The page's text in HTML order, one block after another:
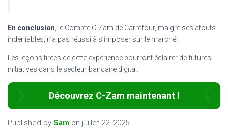
En conclusion , le Compte C-Zam de Carrefour, malgré ses atouts
indéniables, n’a pas réussi à s’imposer sur le marché.
Les leçons tirées de cette expérience pourront éclairer de futures
initiatives dans le secteur bancaire digital.
Découvrez C-Zam maintenant !
Published by Sam on juillet 22, 2025